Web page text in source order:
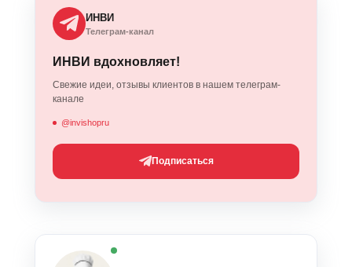
ИНВИ
Телеграм-канал
ИНВИ вдохновляет!
Свежие идеи, отзывы клиентов в нашем телеграм-
канале
@invishopru
Подписаться